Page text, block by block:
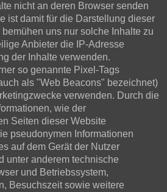
nicht an deren Browser senden
ist damit für die Darstellung dieser
bemühen uns nur solche Inhalte zu
Anbieter die IP-Adresse
der Inhalte verwenden.
so genannte Pixel-Tags
als "Web Beacons" bezeichnet)
verwenden. Durch die
wie der
Seiten dieser Website
pseudonymen Informationen
auf dem Gerät der Nutzer
unter anderem technische
und Betriebssystem,
Besuchszeit sowie weitere